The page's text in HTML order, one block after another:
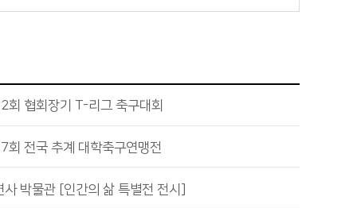
회 협회장기 T-리그 축구대회
회 전국 추계 대학축구연맹전
사 박물관 [인간의 삶 특별전 전시]